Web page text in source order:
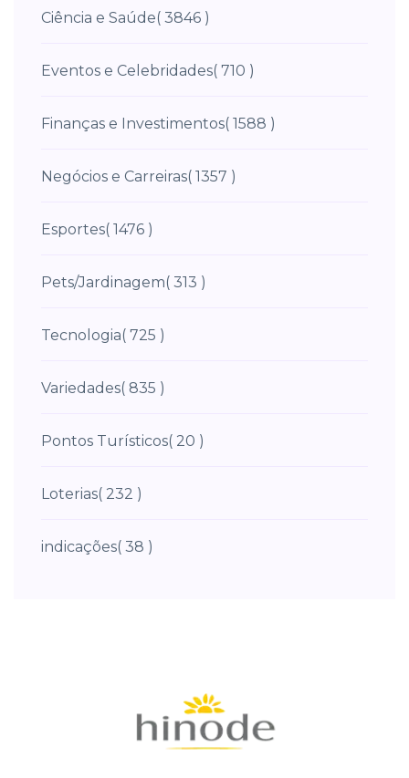
Ciência e Saúde( 3846 )
Eventos e Celebridades( 710 )
Finanças e Investimentos( 1588 )
Negócios e Carreiras( 1357 )
Esportes( 1476 )
Pets/Jardinagem( 313 )
Tecnologia( 725 )
Variedades( 835 )
Pontos Turísticos( 20 )
Loterias( 232 )
indicações( 38 )